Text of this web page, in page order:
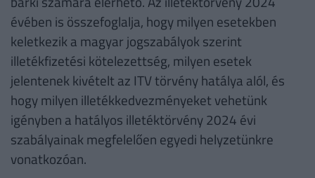
évében is összefoglalja, hogy milyen esetekben
keletkezik a magyar jogszabályok szerint
illetékfizetési kötelezettség, milyen esetek
jelentenek kivételt az ITV törvény hatálya alól, és
hogy milyen illetékkedvezményeket vehetünk
igényben a hatályos illetéktörvény 2024 évi
szabályainak megfelelően egyedi helyzetünkre
vonatkozóan.